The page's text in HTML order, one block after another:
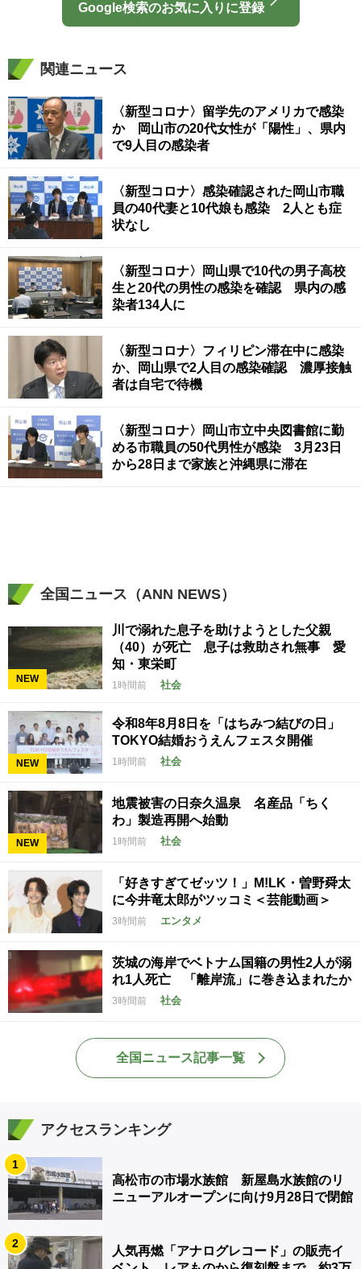
Google検索のお気に入りに登録
関連ニュース
〈新型コロナ〉留学先のアメリカで感染
か 岡山市の20代女性が「陽性」、県内
で9人目の感染者
〈新型コロナ〉感染確認された岡山市職
員の40代妻と10代娘も感染 2人とも症
状なし
〈新型コロナ〉岡山県で10代の男子高校
生と20代の男性の感染を確認 県内の感
染者134人に
〈新型コロナ〉フィリピン滞在中に感染
か、岡山県で2人目の感染確認 濃厚接触
者は自宅で待機
〈新型コロナ〉岡山市立中央図書館に勤
める市職員の50代男性が感染 3月23日
から28日まで家族と沖縄県に滞在
全国ニュース（ANN NEWS）
NEW
川で溺れた息子を助けようとした父親
（40）が死亡 息子は救助され無事 愛
知・東栄町
1時間前 社会
NEW
令和8年8月8日を「はちみつ結びの日」
TOKYO結婚おうえんフェスタ開催
1時間前 社会
NEW
地震被害の日奈久温泉 名産品「ちく
わ」製造再開へ始動
1時間前 社会
「好きすぎてゼッツ！」M!LK・曽野舜太
に今井竜太郎がツッコミ＜芸能動画＞
3時間前 エンタメ
茨城の海岸でベトナム国籍の男性2人が溺
れ1人死亡 「離岸流」に巻き込まれたか
3時間前 社会
全国ニュース記事一覧
アクセスランキング
1
高松市の市場水族館 新屋島水族館のリ
ニューアルオープンに向け9月28日で閉館
2
人気再燃「アナログレコード」の販売イ